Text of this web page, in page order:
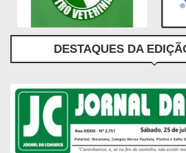
DESTAQUES DA